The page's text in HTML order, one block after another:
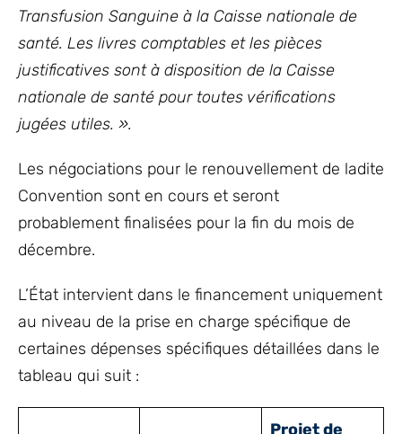
Transfusion Sanguine à la Caisse nationale de
santé. Les livres comptables et les pièces
justificatives sont à disposition de la Caisse
nationale de santé pour toutes vérifications
jugées utiles. ».
Les négociations pour le renouvellement de ladite
Convention sont en cours et seront
probablement finalisées pour la fin du mois de
décembre.
L’État intervient dans le financement uniquement
au niveau de la prise en charge spécifique de
certaines dépenses spécifiques détaillées dans le
tableau qui suit :
Projet de